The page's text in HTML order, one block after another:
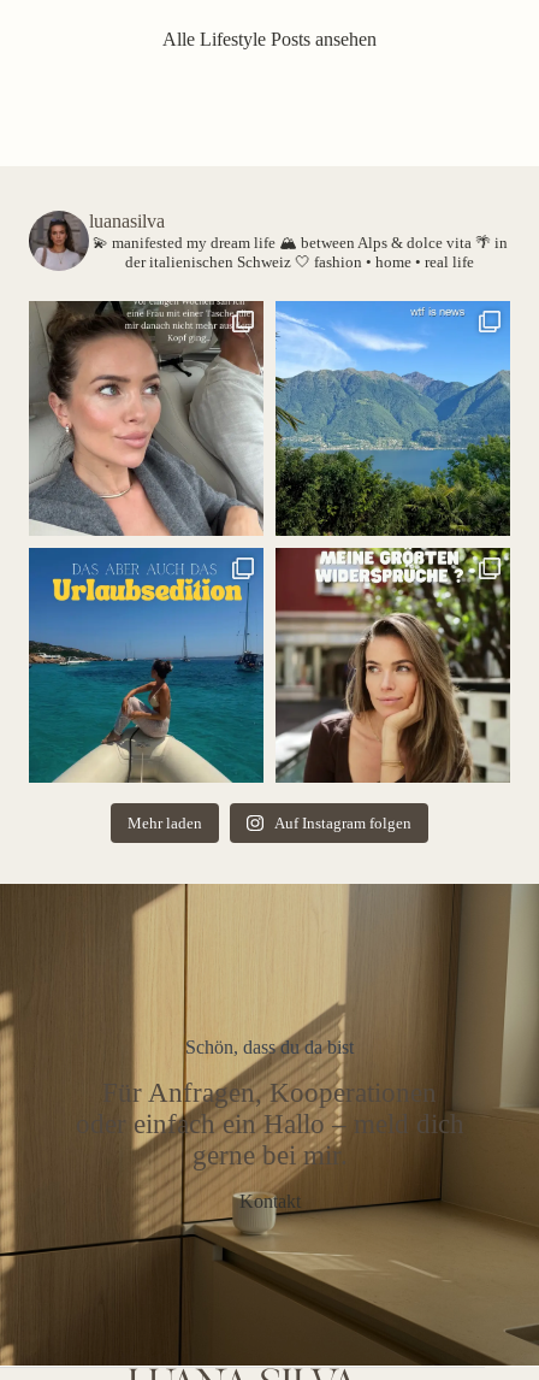
Alle Lifestyle Posts ansehen
luanasilva
💫 manifested my dream life 🏔️ between Alps & dolce vita 🌴 in
der italienischen Schweiz 🤍 fashion • home • real life
Mehr laden Auf Instagram folgen
Schön, dass du da bist
Für Anfragen, Kooperationen
oder einfach ein Hallo – meld dich
gerne bei mir.
Kontakt